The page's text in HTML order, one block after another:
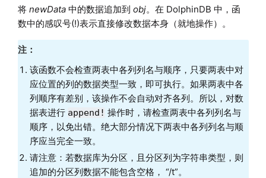
将 newData中的数据追加到 obj。在 DolphinDB 中，函
数中的感叹号(!)表示直接修改数据本身（就地操作）。
注：
该函数不会检查两表中各列列名与顺序，只要两表中对
应位置的列的数据类型一致，即可执行。如果两表中各
列顺序有差别，该操作不会自动对齐各列。所以，对数
据表进行 append! 操作时，请检查两表中各列列名与
顺序，以免出错。绝大部分情况下两表中各列列名与顺
序应当完全一致。
请注意：若数据库为分区，且分区列为字符串类型，则
追加的分区列数据不能包含空格， “/t”。